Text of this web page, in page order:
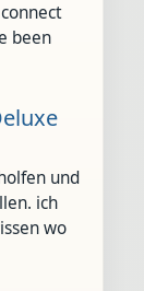
been
und
ich
wo